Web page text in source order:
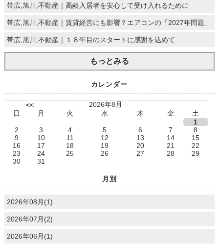
帯広,旭川,不動産｜高齢入居者を安心して受け入れるために
帯広,旭川,不動産｜賃貸経営にも影響？エアコンの「2027年問題」
帯広,旭川,不動産｜１８年目のスタートに感謝を込めて
もっとみる
カレンダー
<<
2026年8月
日
月 火 水 木 金
土
1
2
3 4 5 6 7
8
9
10 11 12 13 14
15
16
17 18 19 20 21
22
23
24 25 26 27 28
29
30
31
月別
2026年08月(1)
2026年07月(2)
2026年06月(1)